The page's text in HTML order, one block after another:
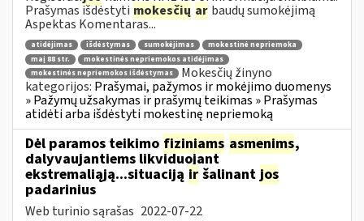
Prašymas išdėstyti mokesčių ar baudų sumokėjimą
Aspektas Komentaras...
atidėjimas išdėstymas sumokėjimas
mokestinė nepriemoka
maį 88 str.
mokestinės nepriemokos atidėjimas
mokestinės nepriemokos išdėstymas
Mokesčių žinyno
kategorijos: Prašymai, pažymos ir mokėjimo duomenys
» Pažymų užsakymas ir prašymų teikimas » Prašymas
atidėti arba išdėstyti mokestinę nepriemoką
Dėl paramos teikimo fiziniams asmenims,
dalyvaujantiems likviduojant
ekstremaliąją...situaciją ir šalinant jos
padarinius
Web turinio sąrašas 2022-07-22